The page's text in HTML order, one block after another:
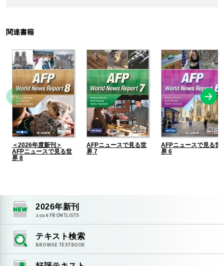
関連書籍
＜2026年度新刊＞
AFPニュースで見る世
界 8
AFPニュースで見る世
界 7
AFPニュースで見る世
界 6
2026年新刊
2026FRONTLISTS
テキスト検索
BROWSE TEXTBOOK